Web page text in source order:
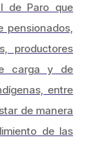
de Paro que
pensionados,
productores
carga y de
entre
de manera
de las